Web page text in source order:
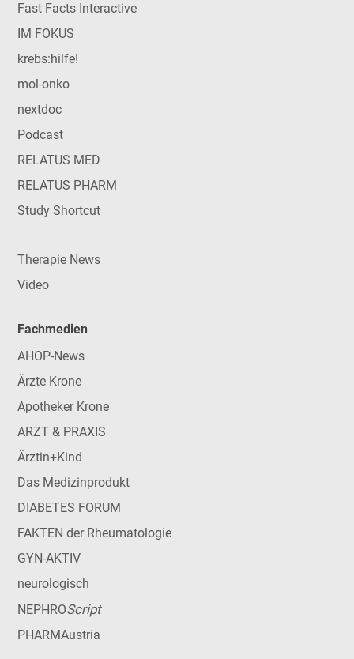
Fast Facts Interactive
IM FOKUS
krebs:hilfe!
mol-onko
nextdoc
Podcast
RELATUS MED
RELATUS PHARM
Study Shortcut
Therapie News
Video
Fachmedien
AHOP-News
Ärzte Krone
Apotheker Krone
ARZT & PRAXIS
Ärztin+Kind
Das Medizinprodukt
DIABETES FORUM
FAKTEN der Rheumatologie
GYN-AKTIV
neurologisch
NEPHROScript
PHARMAustria